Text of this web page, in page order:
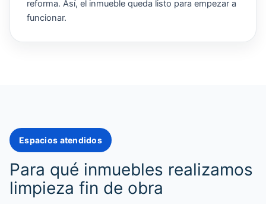
reforma. Así, el inmueble queda listo para empezar a
funcionar.
Espacios atendidos
Para qué inmuebles realizamos
limpieza fin de obra